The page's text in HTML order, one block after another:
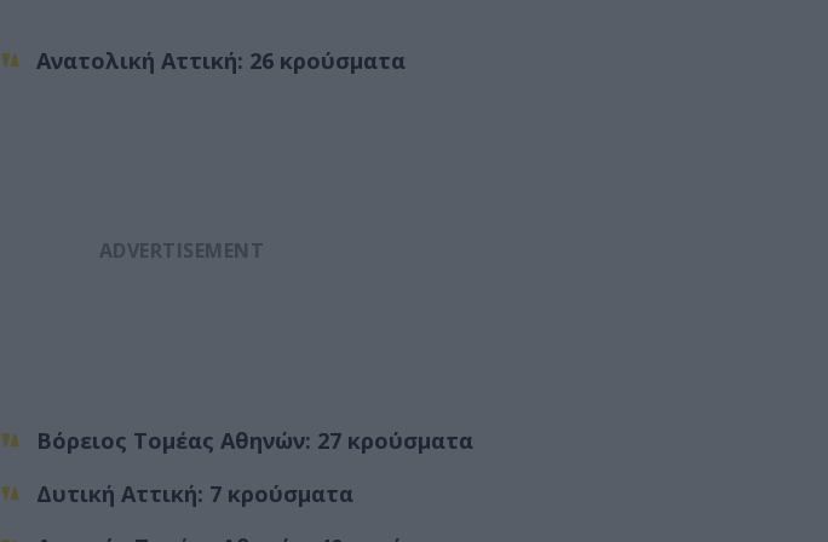
Ανατολική Αττική: 26 κρούσματα
Βόρειος Τομέας Αθηνών: 27 κρούσματα
Δυτική Αττική: 7 κρούσματα